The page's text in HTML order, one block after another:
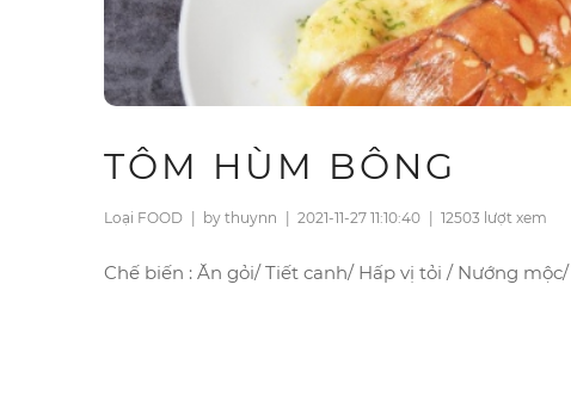
TÔM HÙM BÔNG
Loại FOOD by thuynn 2021-11-27 11:10:40 12503 lượt xem
Chế biến : Ăn gỏi/ Tiết canh/ Hấp vị tỏi / Nướng